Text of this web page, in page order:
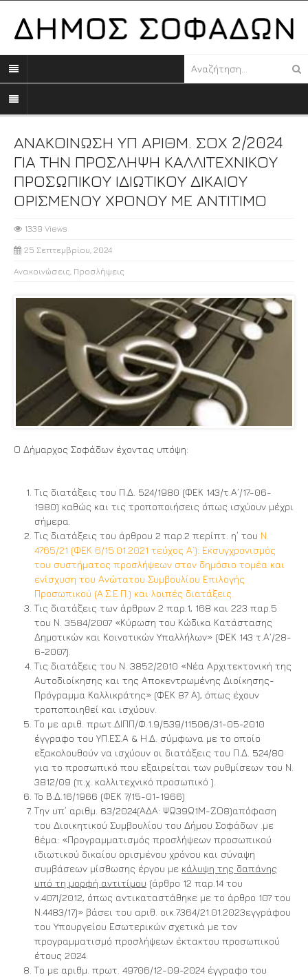
ΑΝΑΚΟΙΝΩΣΗ ΥΠ ΑΡΙΘΜ. ΣΟΧ 2/2024
ΓΙΑ ΤΗΝ ΠΡΟΣΛΗΨΗ ΚΑΛΛΙΤΕΧΝΙΚΟΥ
ΠΡΟΣΩΠΙΚΟΥ ΙΔΙΩΤΙΚΟΥ ΔΙΚΑΙΟΥ
ΟΡΙΣΜΕΝΟΥ ΧΡΟΝΟΥ ΜΕ ΑΝΤΙΤΙΜΟ
1339 Views
25 Σεπτεμβρίου, 2024
Ανακοινώσεις Προσλήψεις
Ο Δήμαρχος Σοφάδων έχοντας υπόψη:
Τις διατάξεις του Π.Δ. 524/1980 (ΦΕΚ 143/τ.Α΄/17-06-
1980) καθώς και τις τροποποιήσεις όπως ισχύουν μέχρι
σήμερα.
Τις διατάξεις του άρθρου 2 παρ.2 περίπτ. η΄ του Ν.
4765/21 (ΦΕΚ 6/15.01.2021 τεύχος Α’): Εκσυγχρονισμός
του συστήματος προσλήψεων στον δημόσιο τομέα και
ενίσχυση του Ανώτατου Συμβουλίου Επιλογής
Προσωπικού (Α.Σ.Ε.Π.) και λοιπές διατάξεις.
Τις διατάξεις των άρθρων 2 παρ.1, 168 και 223 παρ.5
του Ν. 3584/2007 «Κύρωση του Κώδικα Κατάστασης
Δημοτικών και Κοινοτικών Υπαλλήλων» (ΦΕΚ 143 τ.Α΄/28-
6-2007).
Τις διατάξεις του Ν. 3852/2010 «Νέα Αρχιτεκτονική της
Αυτοδιοίκησης και της Αποκεντρωμένης Διοίκησης-
Πρόγραμμα Καλλικράτης» (ΦΕΚ 87 Α), όπως έχουν
τροποποιηθεί και ισχύουν.
Το με αριθ. πρωτ.ΔΙΠΠ/Φ.1.9/539/11506/31-05-2010
έγγραφο του ΥΠ.ΕΣ.Α & Η.Δ. σύμφωνα με το οποίο
εξακολουθούν να ισχύουν οι διατάξεις του Π.Δ. 524/80
για το προσωπικό που εξαιρείται των ρυθμίσεων του Ν.
3812/09 (π.χ. καλλιτεχνικό προσωπικό ).
To Β.Δ.16/1966 (ΦΕΚ 7/15-01-1966)
Την υπ΄ αριθμ. 63/2024(ΑΔΑ: ΨΩ39Ω1Μ-ΖΟ8)απόφαση
του Διοικητικού Συμβουλίου του Δήμου Σοφάδων .με
θέμα: «Προγραμματισμός προσλήψεων προσωπικού
ιδιωτικού δικαίου ορισμένου χρόνου και σύναψη
συμβάσεων μίσθωσης έργου με κάλυψη της δαπάνης
υπό τη μορφή αντιτίμου (άρθρο 12 παρ.14 του
ν.4071/2012, όπως αντικαταστάθηκε με το άρθρο 107 του
Ν.4483/17)» βάσει του αριθ. οικ.7364/21.01.2023εγγράφου
του Υπουργείου Εσωτερικών σχετικά με τον
προγραμματισμό προσλήψεων έκτακτου προσωπικού
έτους 2024.
Το με αριθμ. πρωτ. 49706/12-09-2024 έγγραφο του